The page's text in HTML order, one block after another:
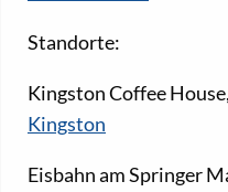
Standorte:
Kingston Coffee House,
Kingston
Eisbahn am Springer